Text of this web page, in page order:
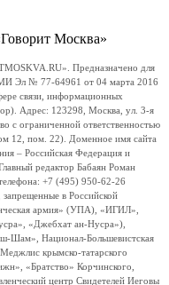
Москва»
Предназначено для
Эл № 77-64961 от 04 марта 2016
связи, информационных
Адрес: 123298, Москва, ул. 3-я
с ограниченной ответственностью
12, пом. 22). Доменное имя сайта
– Российская Федерация и
редактор Бабаян Роман
+7 (495) 950-62-26
в Российской
армия» (УПА), «ИГИЛ»,
«Джебхат ан-Нусра»),
Шам», Национал-Большевистская
крымско-татарского
«Братство» Корчинского,
центр Свидетелей Иеговы